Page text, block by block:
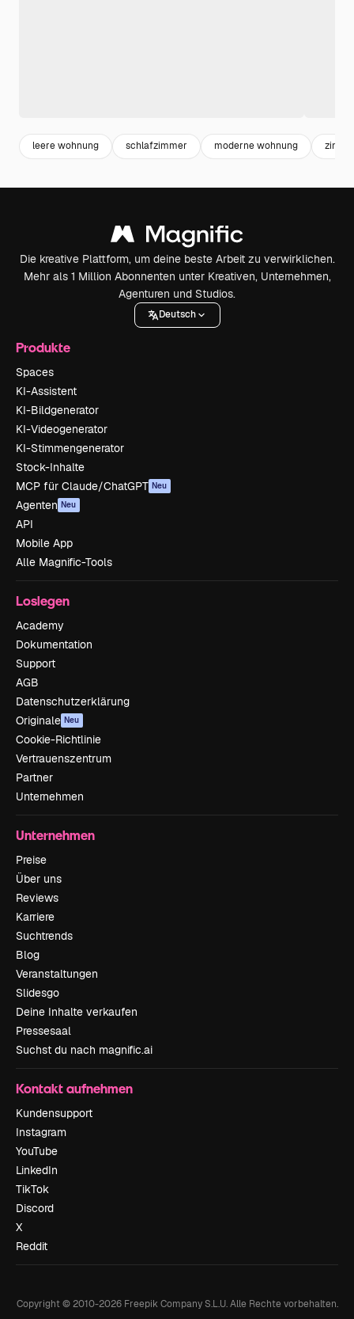
leere wohnung schlafzimmer moderne wohnung
Die kreative Plattform, um deine beste Arbeit zu verwirklichen.
Mehr als 1 Million Abonnenten unter Kreativen, Unternehmen,
Agenturen und Studios.
Deutsch
Produkte
Spaces
KI-Assistent
KI-Bildgenerator
KI-Videogenerator
KI-Stimmengenerator
Stock-Inhalte
MCP für Claude/ChatGPT Neu
Agenten Neu
API
Mobile App
Alle Magnific-Tools
Loslegen
Academy
Dokumentation
Support
AGB
Datenschutzerklärung
Originale Neu
Cookie-Richtlinie
Vertrauenszentrum
Partner
Unternehmen
Unternehmen
Preise
Über uns
Reviews
Karriere
Suchtrends
Blog
Veranstaltungen
Slidesgo
Deine Inhalte verkaufen
Pressesaal
Suchst du nach magnific.ai
Kontakt aufnehmen
Kundensupport
Instagram
YouTube
LinkedIn
TikTok
Discord
X
Reddit
Copyright © 2010-2026Freepik Company S.L.U. Alle Rechte vorbehalten.